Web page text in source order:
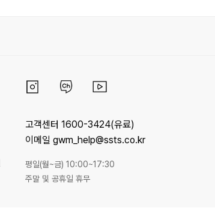
고객센터 1600-3424(유료)
이메일 gwm_help@ssts.co.kr
평일(월~금) 10:00~17:30
주말 및 공휴일 휴무